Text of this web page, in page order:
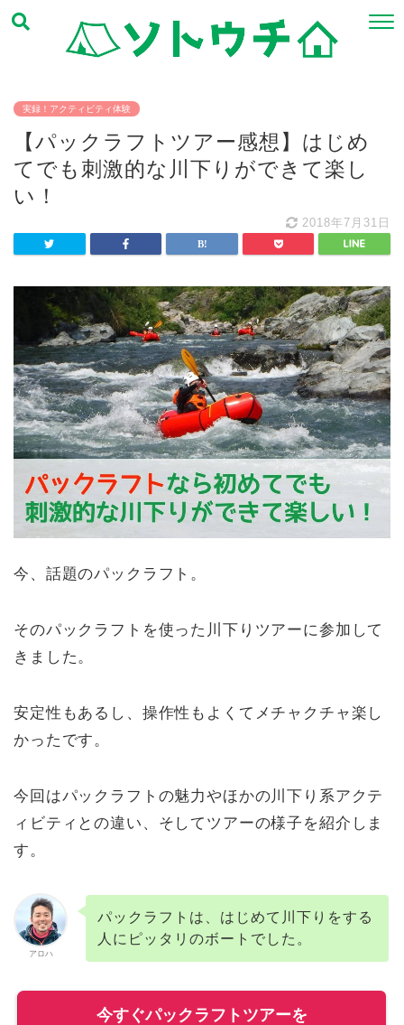
実録！アクティビティ体験
【パックラフトツアー感想】はじめ
てでも刺激的な川下りができて楽し
い！
2018年7月31日
今、話題のパックラフト。
そのパックラフトを使った川下りツアーに参加して
きました。
安定性もあるし、操作性もよくてメチャクチャ楽し
かったです。
今回はパックラフトの魅力やほかの川下り系アクテ
ィビティとの違い、そしてツアーの様子を紹介しま
す。
アロハ
パックラフトは、はじめて川下りをする
人にピッタリのボートでした。
今すぐパックラフトツアーを